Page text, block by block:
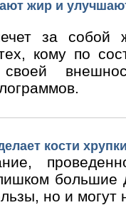
жир и
за собой
кому по
кости
большие
но и могут